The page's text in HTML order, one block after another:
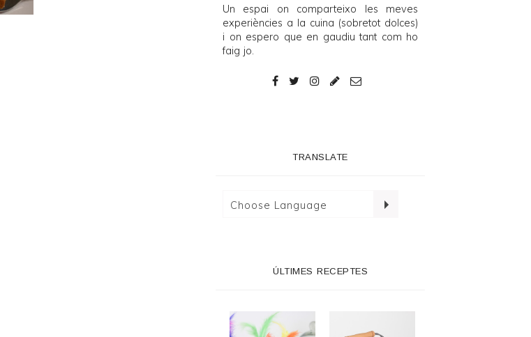
Un espai on comparteixo les meves
experiències a la cuina (sobretot dolces)
i on espero que en gaudiu tant com ho
faig jo.
TRANSLATE
ÚLTIMES RECEPTES